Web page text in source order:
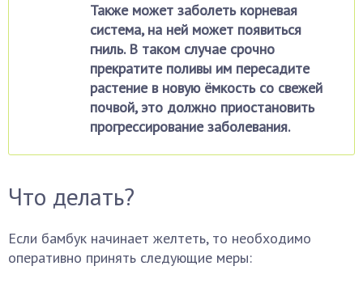
Также может заболеть корневая
система, на ней может появиться
гниль. В таком случае срочно
прекратите поливы им пересадите
растение в новую ёмкость со свежей
почвой, это должно приостановить
прогрессирование заболевания.
Что делать?
Если бамбук начинает желтеть, то необходимо
оперативно принять следующие меры: